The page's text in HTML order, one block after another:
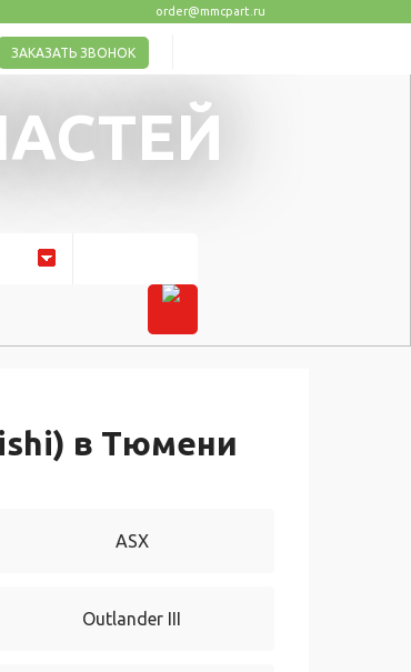
order@mmcpart.ru
ЗАКАЗАТЬ ЗВОНОК
в Тюмени
ASX
Outlander III